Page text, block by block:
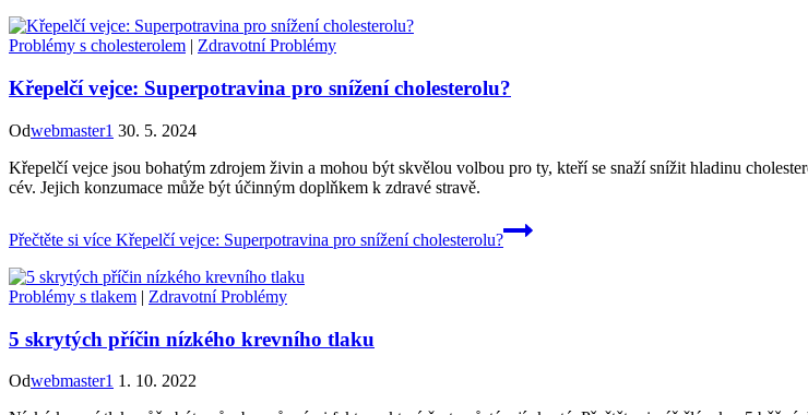
Problémy s cholesterolem | Zdravotní Problémy
Křepelčí vejce: Superpotravina pro snížení cholesterolu?
Odwebmaster1 30. 5. 2024
Křepelčí vejce jsou bohatým zdrojem živin a mohou být skvělou volbou pro ty, kteří se snaží snížit hladinu
cév. Jejich konzumace může být účinným doplňkem k zdravé stravě.
Přečtěte si více Křepelčí vejce: Superpotravina pro snížení cholesterolu?
Problémy s tlakem | Zdravotní Problémy
5 skrytých příčin nízkého krevního tlaku
Odwebmaster1 1. 10. 2022